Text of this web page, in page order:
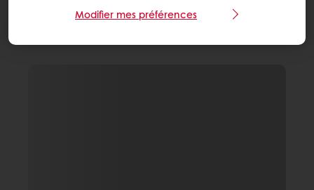
Modifier mes préférences